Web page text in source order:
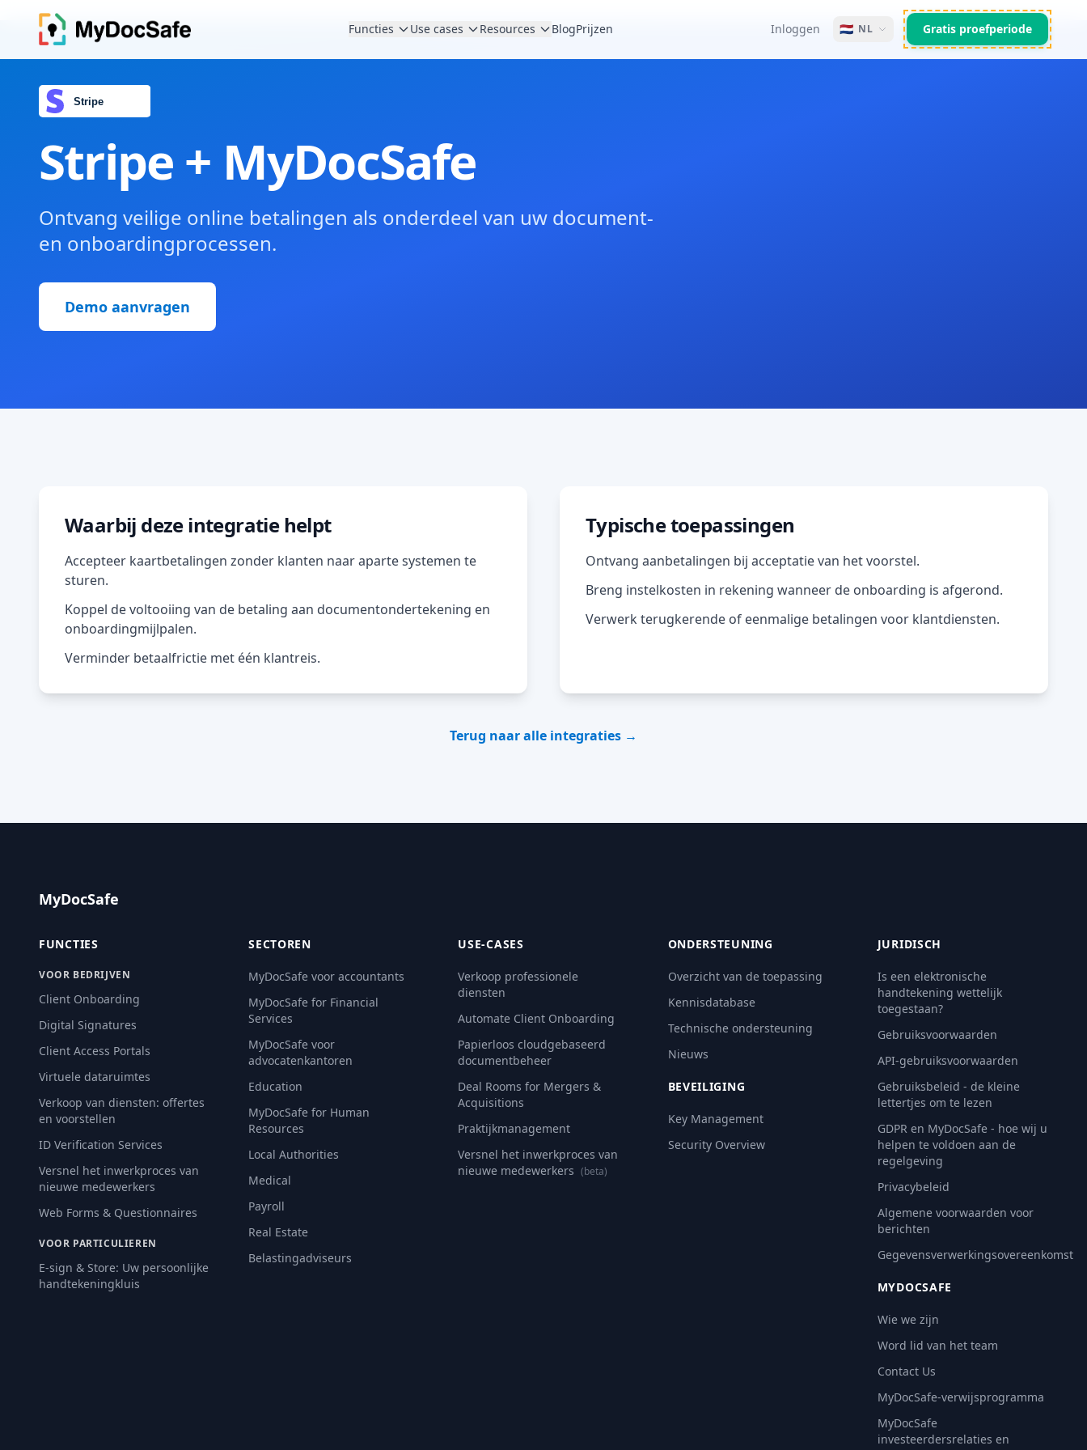
Functies Use cases Resources BlogPrijzen Inloggen 🇳🇱 NL Gratis proefperiode
Stripe + MyDocSafe
Ontvang veilige online betalingen als onderdeel van uw document-
en onboardingprocessen.
Demo aanvragen
Waarbij deze integratie helpt
Accepteer kaartbetalingen zonder klanten naar aparte systemen te
sturen.
Koppel de voltooiing van de betaling aan documentondertekening en
onboardingmijlpalen.
Verminder betaalfrictie met één klantreis.
Typische toepassingen
Ontvang aanbetalingen bij acceptatie van het voorstel.
Breng instelkosten in rekening wanneer de onboarding is afgerond.
Verwerk terugkerende of eenmalige betalingen voor klantdiensten.
Terug naar alle integraties →
MyDocSafe
FUNCTIES
VOOR BEDRIJVEN
Client Onboarding
Digital Signatures
Client Access Portals
Virtuele dataruimtes
Verkoop van diensten: offertes
en voorstellen
ID Verification Services
Versnel het inwerkproces van
nieuwe medewerkers
Web Forms & Questionnaires
VOOR PARTICULIEREN
E-sign & Store: Uw persoonlijke
handtekeningkluis
SECTOREN
MyDocSafe voor accountants
MyDocSafe for Financial
Services
MyDocSafe voor
advocatenkantoren
Education
MyDocSafe for Human
Resources
Local Authorities
Medical
Payroll
Real Estate
Belastingadviseurs
USE-CASES
Verkoop professionele
diensten
Automate Client Onboarding
Papierloos cloudgebaseerd
documentbeheer
Deal Rooms for Mergers &
Acquisitions
Praktijkmanagement
Versnel het inwerkproces van
nieuwe medewerkers (beta)
ONDERSTEUNING
Overzicht van de toepassing
Kennisdatabase
Technische ondersteuning
Nieuws
BEVEILIGING
Key Management
Security Overview
JURIDISCH
Is een elektronische
handtekening wettelijk
toegestaan?
Gebruiksvoorwaarden
API-gebruiksvoorwaarden
Gebruiksbeleid - de kleine
lettertjes om te lezen
GDPR en MyDocSafe - hoe wij u
helpen te voldoen aan de
regelgeving
Privacybeleid
Algemene voorwaarden voor
berichten
Gegevensverwerkingsovereenkomst
MYDOCSAFE
Wie we zijn
Word lid van het team
Contact Us
MyDocSafe-verwijsprogramma
MyDocSafe
investeerdersrelaties en